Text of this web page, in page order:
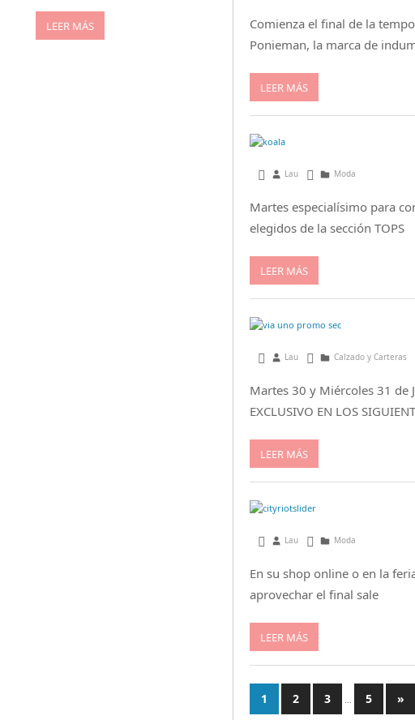
Comienza el final de la
Ponieman, la marca de
LEER MÁS
julio 30, 2013
Lau Moda
Martes especialísimo para
elegidos de la sección TOPS
LEER MÁS
julio 30, 2013
Lau Calzado y Carteras
Martes 30 y Miércoles 31 de
EXCLUSIVO EN LOS
LEER MÁS
julio 9, 2013
Lau Moda
En su shop online o en la
aprovechar el final sale
LEER MÁS
1 2 3 5 »
LEER MÁS